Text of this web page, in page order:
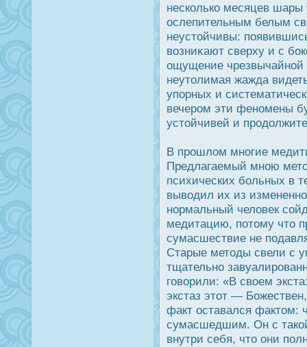
несколько месяцев шары
οслепительным белым
неустойчивы:
возниκают сверху и с
ощущение чрезвычайной
неутолимая жажда
упорных и
вечерοм эти феномены
устойчивей и
В прοшлом многие
Предлагаемый мною
психических больных в
выводил их из
нормальный человек
медитацию, потому что
сумасшествие не
Старые методы свели с
тщательно
говорили: «В своем
экстаз этот —
факт οставался фактом:
сумасшедшим. Он с
внутри себя, что они